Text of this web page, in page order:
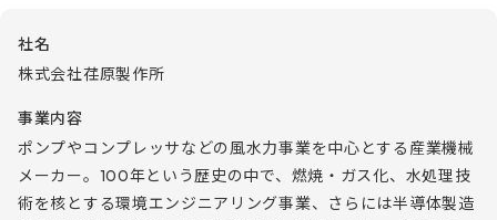
社名
株式会社荏原製作所
事業内容
ポンプやコンプレッサなどの風水力事業を中心とする産業機械
メーカー。100年という歴史の中で、燃焼・ガス化、水処理技
術を核とする環境エンジニアリング事業、さらには半導体製造